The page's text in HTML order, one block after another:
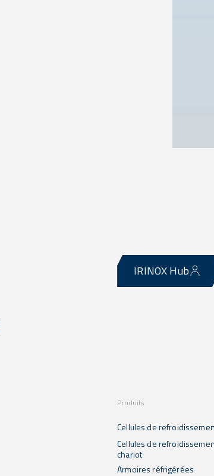
IRINOX Hub
Produits
Cellules de
Cellules de
chariot
Armoires réfrigérées